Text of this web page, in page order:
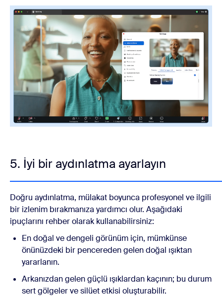
5. İyi bir aydınlatma ayarlayın
Doğru aydınlatma, mülakat boyunca profesyonel ve ilgili
bir izlenim bırakmanıza yardımcı olur. Aşağıdaki
ipuçlarını rehber olarak kullanabilirsiniz:
En doğal ve dengeli görünüm için, mümkünse
önünüzdeki bir pencereden gelen doğal ışıktan
yararlanın.
Arkanızdan gelen güçlü ışıklardan kaçının; bu durum
sert gölgeler ve silüet etkisi oluşturabilir.